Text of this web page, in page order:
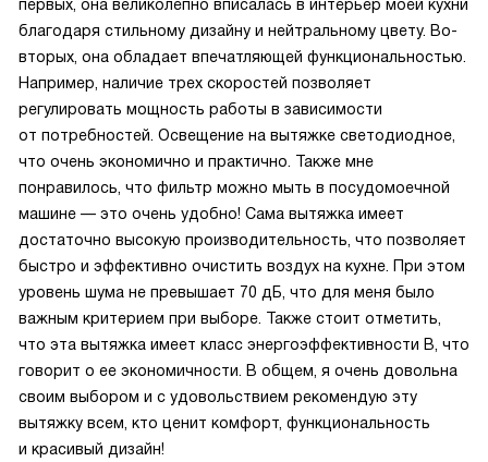
первых, она великолепно вписалась в интерьер моей кухни
благодаря стильному дизайну и нейтральному цвету. Во-
вторых, она обладает впечатляющей функциональностью.
Например, наличие трех скоростей позволяет
регулировать мощность работы в зависимости
от потребностей. Освещение на вытяжке светодиодное,
что очень экономично и практично. Также мне
понравилось, что фильтр можно мыть в посудомоечной
машине — это очень удобно! Сама вытяжка имеет
достаточно высокую производительность, что позволяет
быстро и эффективно очистить воздух на кухне. При этом
уровень шума не превышает 70 дБ, что для меня было
важным критерием при выборе. Также стоит отметить,
что эта вытяжка имеет класс энергоэффективности B, что
говорит о ее экономичности. В общем, я очень довольна
своим выбором и с удовольствием рекомендую эту
вытяжку всем, кто ценит комфорт, функциональность
и красивый дизайн!